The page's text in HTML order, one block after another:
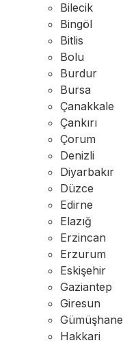
Bilecik
Bingöl
Bitlis
Bolu
Burdur
Bursa
Çanakkale
Çankırı
Çorum
Denizli
Diyarbakır
Düzce
Edirne
Elazığ
Erzincan
Erzurum
Eskişehir
Gaziantep
Giresun
Gümüşhane
Hakkari